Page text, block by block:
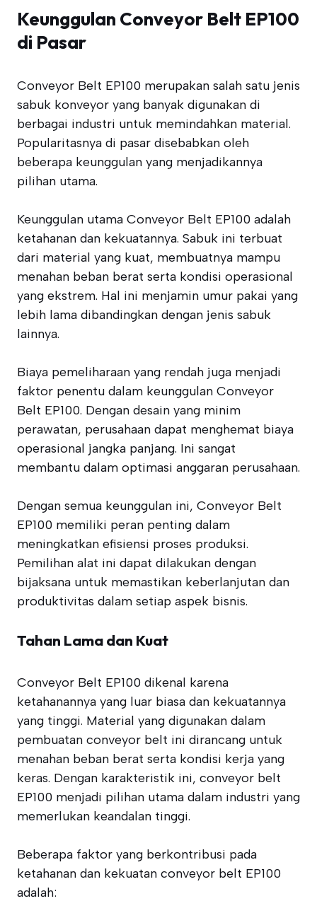
Keunggulan Conveyor Belt EP100
di Pasar
Conveyor Belt EP100 merupakan salah satu jenis
sabuk konveyor yang banyak digunakan di
berbagai industri untuk memindahkan material.
Popularitasnya di pasar disebabkan oleh
beberapa keunggulan yang menjadikannya
pilihan utama.
Keunggulan utama Conveyor Belt EP100 adalah
ketahanan dan kekuatannya. Sabuk ini terbuat
dari material yang kuat, membuatnya mampu
menahan beban berat serta kondisi operasional
yang ekstrem. Hal ini menjamin umur pakai yang
lebih lama dibandingkan dengan jenis sabuk
lainnya.
Biaya pemeliharaan yang rendah juga menjadi
faktor penentu dalam keunggulan Conveyor
Belt EP100. Dengan desain yang minim
perawatan, perusahaan dapat menghemat biaya
operasional jangka panjang. Ini sangat
membantu dalam optimasi anggaran perusahaan.
Dengan semua keunggulan ini, Conveyor Belt
EP100 memiliki peran penting dalam
meningkatkan efisiensi proses produksi.
Pemilihan alat ini dapat dilakukan dengan
bijaksana untuk memastikan keberlanjutan dan
produktivitas dalam setiap aspek bisnis.
Tahan Lama dan Kuat
Conveyor Belt EP100 dikenal karena
ketahanannya yang luar biasa dan kekuatannya
yang tinggi. Material yang digunakan dalam
pembuatan conveyor belt ini dirancang untuk
menahan beban berat serta kondisi kerja yang
keras. Dengan karakteristik ini, conveyor belt
EP100 menjadi pilihan utama dalam industri yang
memerlukan keandalan tinggi.
Beberapa faktor yang berkontribusi pada
ketahanan dan kekuatan conveyor belt EP100
adalah: